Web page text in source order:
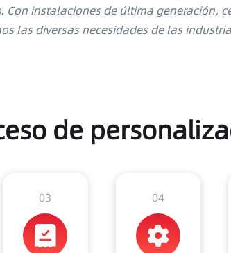
instalaciones de última generación,
las diversas necesidades de las
de
03 04